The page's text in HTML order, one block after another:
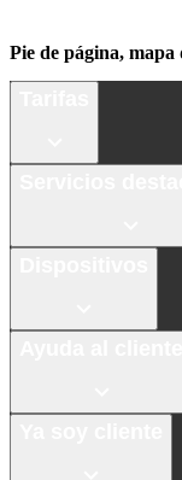
Pie de página, mapa